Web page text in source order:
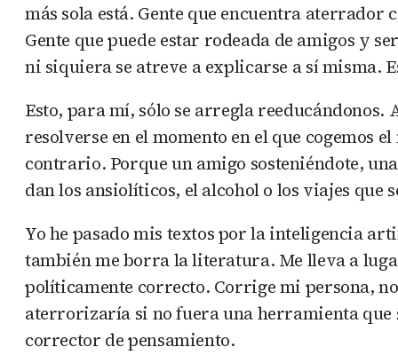
más sola está. Gente que encuentra aterrador
Gente que puede estar rodeada de amigos y
ni siquiera se atreve a explicarse a sí misma.
Esto, para mí, sólo se arregla reeducándonos.
resolverse en el momento en el que cogemos
contrario. Porque un amigo sosteniéndote,
dan los ansiolíticos, el alcohol o los viajes que
Yo he pasado mis textos por la inteligencia
también me borra la literatura. Me lleva a
políticamente correcto. Corrige mi persona,
aterrorizaría si no fuera una herramienta que
corrector de pensamiento.